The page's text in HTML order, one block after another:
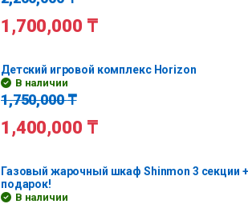
1,700,000 ₸
Детский игровой комплекс Horizon
В наличии
1,750,000₸
1,400,000 ₸
Газовый жарочный шкаф Shinmon 3 секции
подарок!
В наличии